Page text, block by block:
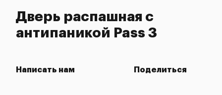
Дверь распашная с
антипаникой Pass 3
Написать нам Поделиться